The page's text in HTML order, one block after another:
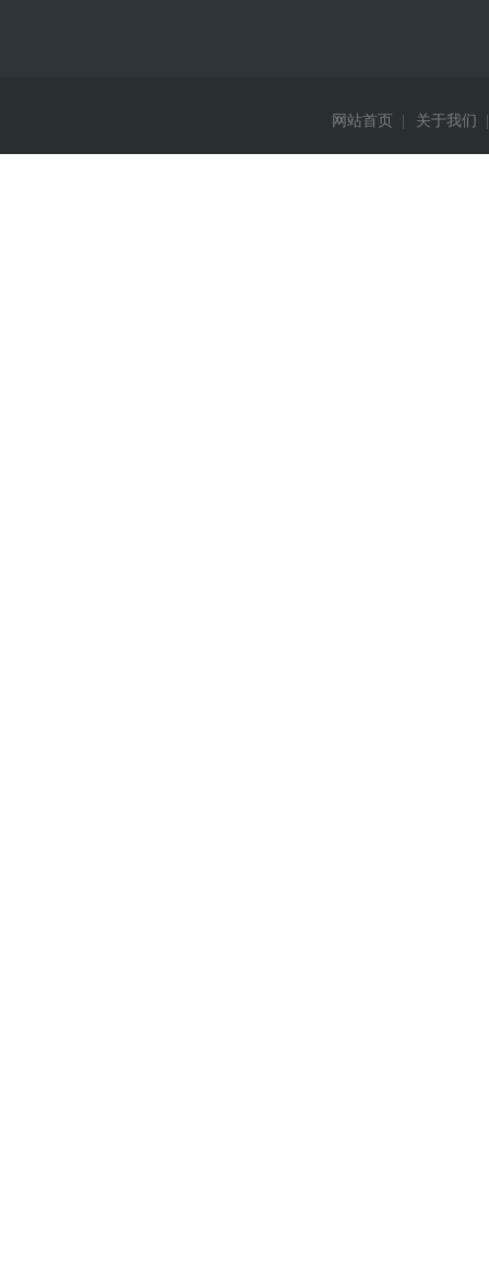
网站首页 关于我们